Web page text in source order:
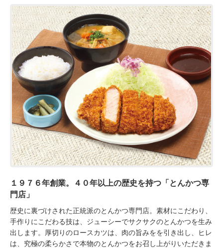
１９７６年創業。４０年以上の歴史を持つ「とんかつ専
門店」
歴史に裏づけされた正統派のとんかつ専門店。素材にこだわり、
手作りにこだわる技は、ジューシーでサクサクのとんかつを生み
出します。厚切りのロースカツは、肉の旨みをを引き出し、ヒレ
は、究極の柔らかさで本物のとんかつをお召し上がりいただきま